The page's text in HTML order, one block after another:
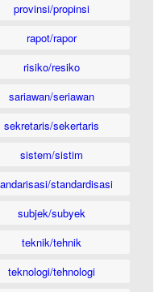
provinsi/propinsi
rapot/rapor
risiko/resiko
sariawan/seriawan
sekretaris/sekertaris
sistem/sistim
standardisasi
subjek/subyek
teknik/tehnik
teknologi/tehnologi